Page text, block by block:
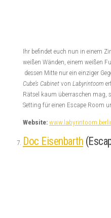
Ihr befindet euch nun in einem
weißen Wänden, einem weißen
dessen Mitte nur ein einziger
Cube’s Cabinet von Labyrintoom
Rätsel kaum überraschen mag,
Setting für einen Escape Room
Website:
Doc Eisenbarth